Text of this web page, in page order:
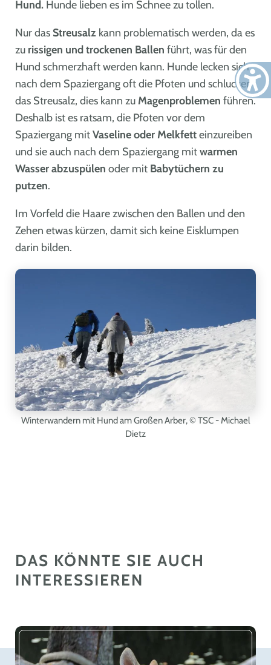
Hund. Hunde lieben es im Schnee zu tollen.
Nur das Streusalz kann problematisch werden, da es
zu rissigen und trockenen Ballen führt, was für den
Hund schmerzhaft werden kann. Hunde lecken sich
nach dem Spaziergang oft die Pfoten und schlucken
das Streusalz, dies kann zu Magenproblemen führen.
Deshalb ist es ratsam, die Pfoten vor dem
Spaziergang mitVaseline oder Melkfetteinzureiben
und sie auch nach dem Spaziergang mitwarmen
Wasser abzuspülen oder mit Babytüchern zu
putzen.
Im Vorfeld die Haare zwischen den Ballen und den
Zehen etwas kürzen, damit sich keine Eisklumpen
darin bilden.
Winterwandern mit Hund am Großen Arber,© TSC - Michael
Dietz
DAS KÖNNTE SIE AUCH
INTERESSIEREN